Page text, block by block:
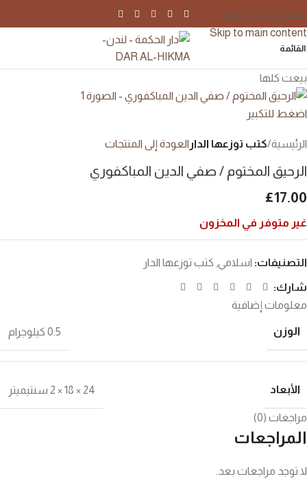
Skip to navigation
Skip to main content
القائمة
بيعت كلها
اضغط للتكبير
الرئيسية كتب توزعها الدار العودة إلى المنتجات
الرحيق المختوم / صفي الدين المباكفوري
£17.00
غير متوفر في المخزون
التصنيفات: اسلامي كتب توزعها الدار
شارك:
معلومات إضافية
الوزن 0.5 كيلوجرام
الأبعاد 24 × 18 × 2 سنتيميتر
مراجعات (0)
المراجعات
لا توجد مراجعات بعد.